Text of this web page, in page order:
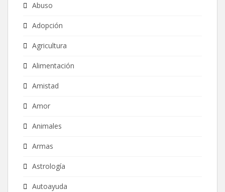
Abuso
Adopción
Agricultura
Alimentación
Amistad
Amor
Animales
Armas
Astrología
Autoayuda